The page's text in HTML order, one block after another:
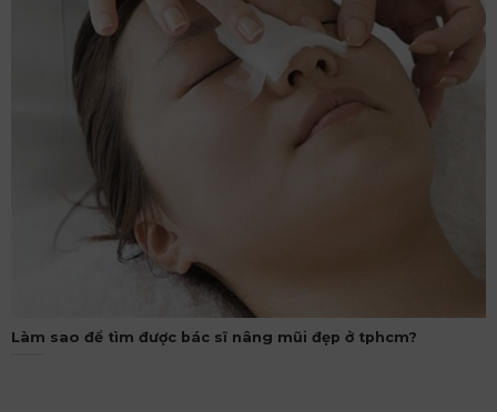
Làm sao để tìm được bác sĩ nâng mũi đẹp ở tphcm?